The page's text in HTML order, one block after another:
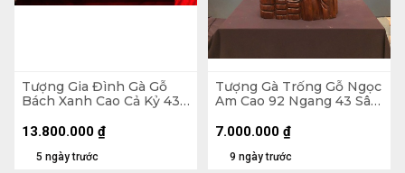
Tượng Gia Đình Gà Gỗ
Bách Xanh Cao Cả Kỷ 43
Kỷ Cao 15
5 ngày trước
13.800.000 ₫
Tượng Gà Trống Gỗ Ngọc
Am Cao 92 Ngang 43 Sâu
9 ngày trước
7.000.000 ₫